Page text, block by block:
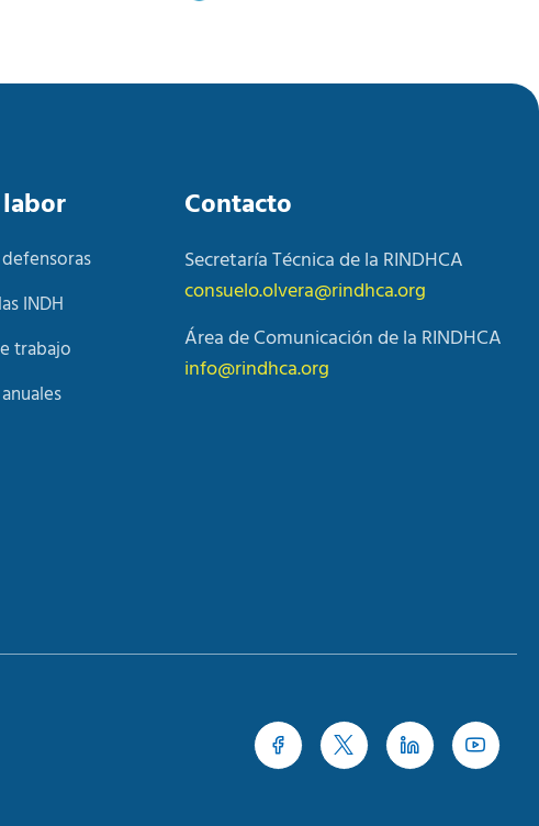
INDH
trabajo
Contacto
Secretaría Técnica de la RINDHCA
consuelo.olvera@rindhca.org
Área de Comunicación de la RINDHCA
info@rindhca.org